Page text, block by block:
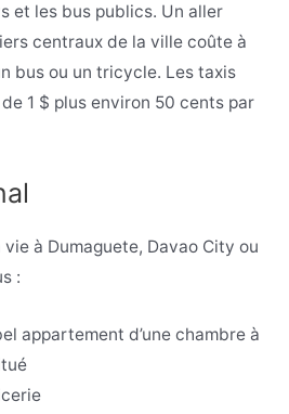
et les bus publics. Un aller
centraux de la ville coûte à
bus ou un tricycle. Les taxis
1 $ plus environ 50 cents par
à Dumaguete, Davao City ou
:
appartement d’une chambre à